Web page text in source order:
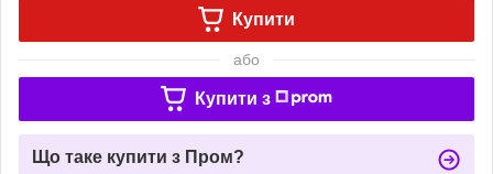
Купити
або
Купити з
Що таке купити з Пром?